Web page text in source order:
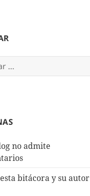
no admite
bitácora y su autor